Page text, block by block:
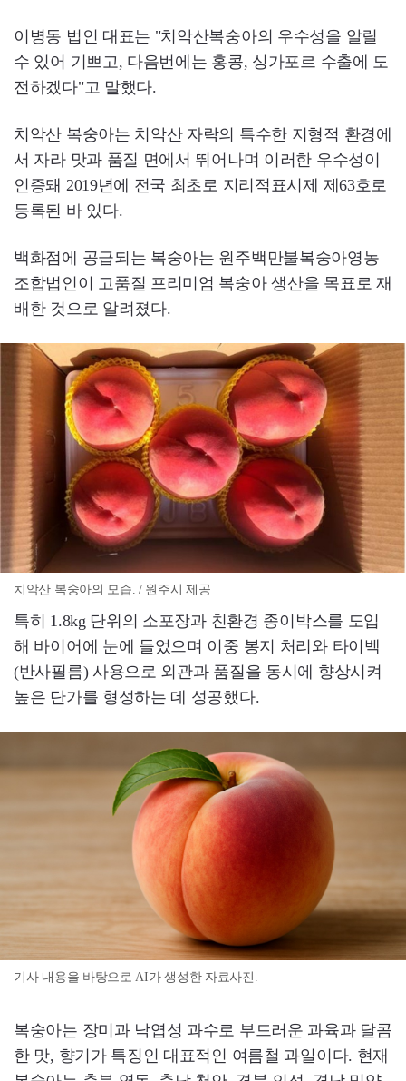
이병동 법인 대표는 "치악산복숭아의 우수성을 알릴
수 있어 기쁘고, 다음번에는 홍콩, 싱가포르 수출에 도
전하겠다"고 말했다.
치악산 복숭아는 치악산 자락의 특수한 지형적 환경에
서 자라 맛과 품질 면에서 뛰어나며 이러한 우수성이
인증돼 2019년에 전국 최초로 지리적표시제 제63호로
등록된 바 있다.
백화점에 공급되는 복숭아는 원주백만불복숭아영농
조합법인이 고품질 프리미엄 복숭아 생산을 목표로 재
배한 것으로 알려졌다.
치악산 복숭아의 모습. / 원주시 제공
특히 1.8kg 단위의 소포장과 친환경 종이박스를 도입
해 바이어에 눈에 들었으며 이중 봉지 처리와 타이벡
(반사필름) 사용으로 외관과 품질을 동시에 향상시켜
높은 단가를 형성하는 데 성공했다.
기사 내용을 바탕으로 AI가 생성한 자료사진.
복숭아는 장미과 낙엽성 과수로 부드러운 과육과 달콤
한 맛, 향기가 특징인 대표적인 여름철 과일이다. 현재